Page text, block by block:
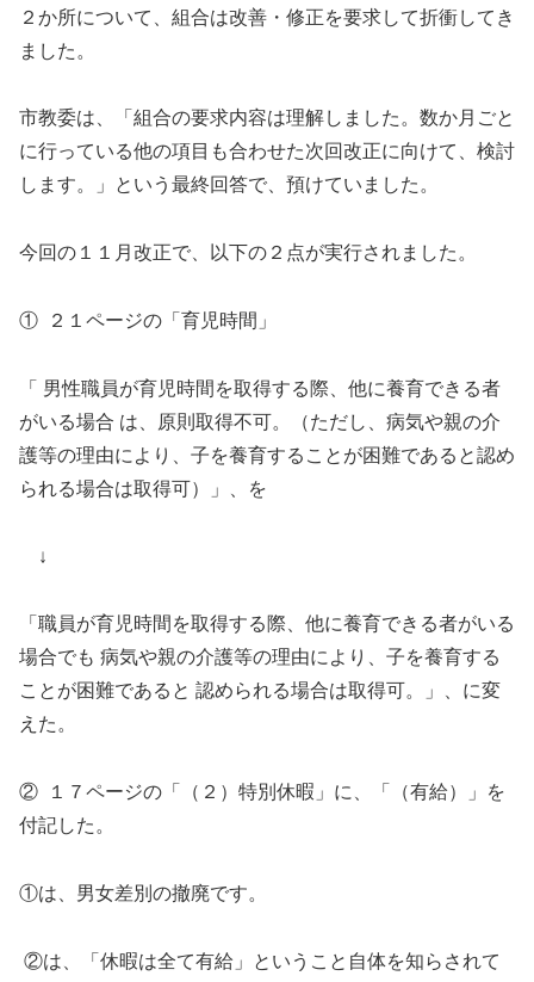
２か所について、組合は改善・修正を要求して折衝してき
ました。
市教委は、「組合の要求内容は理解しました。数か月ごと
に行っている他の項目も合わせた次回改正に向けて、検討
します。」という最終回答で、預けていました。
今回の１１月改正で、以下の２点が実行されました。
① ２１ページの「育児時間」
「 男性職員が育児時間を取得する際、他に養育できる者
がいる場合 は、原則取得不可。（ただし、病気や親の介
護等の理由により、子を養育することが困難であると認め
られる場合は取得可）」、を
↓
「職員が育児時間を取得する際、他に養育できる者がいる
場合でも 病気や親の介護等の理由により、子を養育する
ことが困難であると 認められる場合は取得可。」、に変
えた。
② １７ページの「（２）特別休暇」に、「（有給）」を
付記した。
①は、男女差別の撤廃です。
②は、「休暇は全て有給」ということ自体を知らされて